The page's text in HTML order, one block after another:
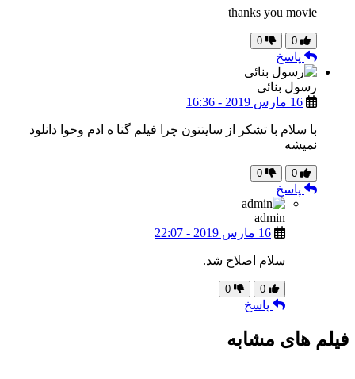
thanks you movie
0
0
پاسخ
رسول بنائی
16 مارس 2019 - 16:36
با سلام با تشکر از سایتتون چرا فیلم گنا ه ادم وحوا دانلود
نمیشه
0
0
پاسخ
admin
16 مارس 2019 - 22:07
سلام اصلاح شد.
0
0
پاسخ
فیلم های مشابه